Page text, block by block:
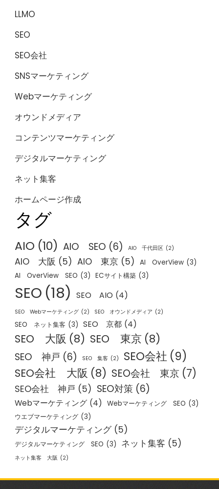
LLMO
SEO
SEO会社
SNSマーケティング
Webマーケティング
オウンドメディア
コンテンツマーケティング
デジタルマーケティング
ネット集客
ホームページ作成
タグ
AIO (10) AIO SEO (6) AIO 千代田区 (2)
AIO 大阪 (5) AIO 東京 (5) AI OverView (3)
AI OverView SEO (3) ECサイト構築 (3)
SEO (18) SEO AIO (4)
SEO Webマーケティング (2) SEO オウンドメディア (2)
SEO ネット集客 (3) SEO 京都 (4)
SEO 大阪 (8) SEO 東京 (8)
SEO 神戸 (6) SEO 集客 (2) SEO会社 (9)
SEO会社 大阪 (8) SEO会社 東京 (7)
SEO会社 神戸 (5) SEO対策 (6)
Webマーケティング (4) Webマーケティング SEO (3)
ウエブマーケティング (3)
デジタルマーケティング (5)
デジタルマーケティング SEO (3) ネット集客 (5)
ネット集客 大阪 (2)